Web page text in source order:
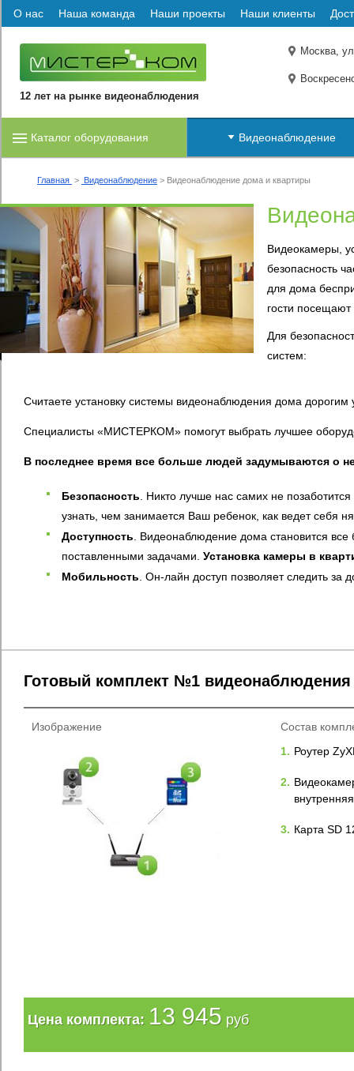
О нас Наша команда Наши проекты Наши клиенты
12 лет на рынке видеонаблюдения
Москва,
Каталог оборудования Видеонаблюдение
Главная > Видеонаблюдение > Видеонаблюдение дома и квартиры
Видеокамеры,
безопасность
для дома
гости
Для
систем:
Считаете установку системы видеонаблюдения дома
Специалисты «МИСТЕРКОМ» помогут выбрать лучшее
В последнее время все больше людей задумываются о
Безопасность . Никто лучше нас самих не
узнать, чем занимается Ваш ребенок, как ведет себя
Доступность . Видеонаблюдение дома становится
поставленными задачами. Установка камеры в
Мобильность . Он-лайн доступ позволяет следить за
Готовый комплект №1
Изображение
Состав
1. Роутер
2.
внутренняя
3. Карта SD
Цена комплекта: 13 945 руб